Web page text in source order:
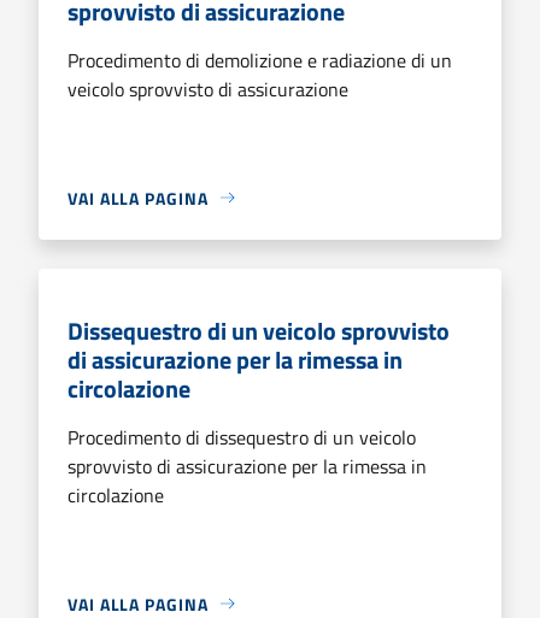
sprovvisto di assicurazione
Procedimento di demolizione e radiazione di un
veicolo sprovvisto di assicurazione
VAI ALLA PAGINA
Dissequestro di un veicolo sprovvisto
di assicurazione per la rimessa in
circolazione
Procedimento di dissequestro di un veicolo
sprovvisto di assicurazione per la rimessa in
circolazione
VAI ALLA PAGINA